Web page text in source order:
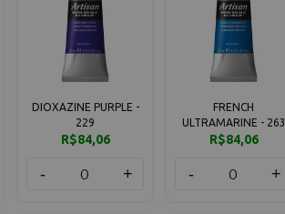
DIOXAZINE PURPLE -
229
R$84,06
- +
FRENCH
ULTRAMARINE - 263
R$84,06
- +